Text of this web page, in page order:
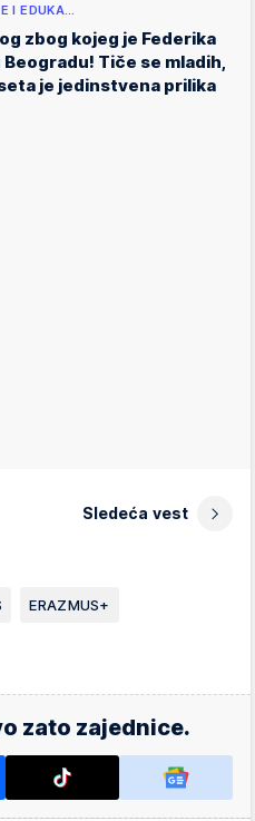
I EDUKA…
zbog kojeg je Federika
Tiče se mladih,
je jedinstvena prilika
Sledeća vest
ERAZMUS+
zato zajednice.